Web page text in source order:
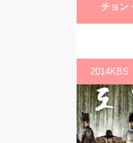
チョン
2014KBS